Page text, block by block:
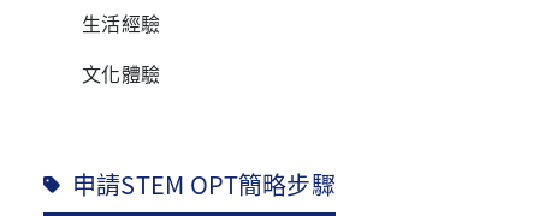
生活經驗
文化體驗
申請STEM OPT簡略步驟